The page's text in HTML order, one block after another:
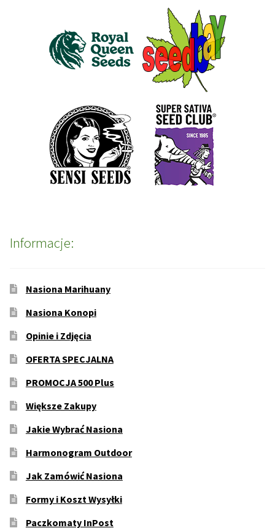
Informacje:
Nasiona Marihuany
Nasiona Konopi
Opinie i Zdjęcia
OFERTA SPECJALNA
PROMOCJA 500 Plus
Większe Zakupy
Jakie Wybrać Nasiona
Harmonogram Outdoor
Jak Zamówić Nasiona
Formy i Koszt Wysyłki
Paczkomaty InPost